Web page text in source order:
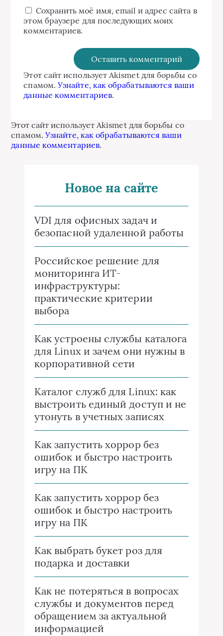
Сохранить моё имя, email и адрес сайта в
этом браузере для последующих моих
комментариев.
Этот сайт использует Akismet для борьбы со
спамом.Узнайте, как обрабатываются ваши
данные комментариев.
Этот сайт использует Akismet для борьбы со
спамом.Узнайте, как обрабатываются ваши
данные комментариев.
Новое на сайте
VDI для офисных задач и
безопасной удаленной работы
Российское решение для
мониторинга ИТ-
инфраструктуры:
практические критерии
выбора
Как устроены службы каталога
для Linux и зачем они нужны в
корпоративной сети
Каталог служб для Linux: как
выстроить единый доступ и не
утонуть в учетных записях
Как запустить хоррор без
ошибок и быстро настроить
игру на ПК
Как запустить хоррор без
ошибок и быстро настроить
игру на ПК
Как выбрать букет роз для
подарка и доставки
Как не потеряться в вопросах
службы и документов перед
обращением за актуальной
информацией